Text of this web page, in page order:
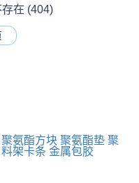
在 (404)
聚氨酯方块 聚氨酯垫 聚
料架卡条 金属包胶